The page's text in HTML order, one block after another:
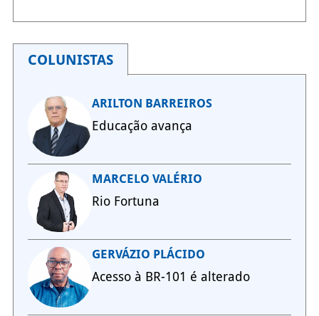
COLUNISTAS
ARILTON BARREIROS
Educação avança
MARCELO VALÉRIO
Rio Fortuna
GERVÁZIO PLÁCIDO
Acesso à BR-101 é alterado